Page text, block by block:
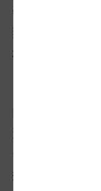
物有很大一部
難以在環境中
境沉重的負荷。
灣廿至四十五
件衣服，其中
達百分之廿。